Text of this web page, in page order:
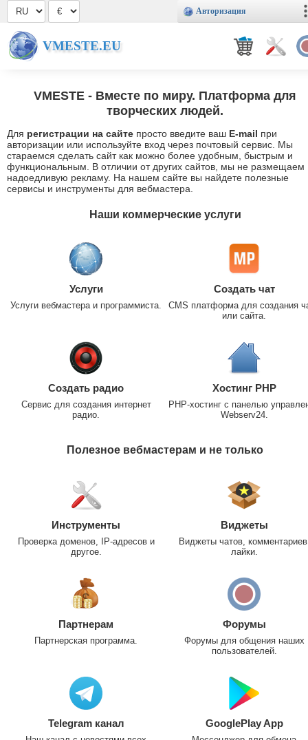
Авторизация
VMESTE.EU
VMESTE - Вместе по миру. Платформа для
творческих людей.
Для регистрации на сайте просто введите ваш E-mail при
авторизации или используйте вход через почтовый сервис. Мы
стараемся сделать сайт как можно более удобным, быстрым и
функциональным. В отличии от других сайтов, мы не размещаем
надоедливую рекламу. На нашем сайте вы найдете полезные
сервисы и инструменты для вебмастера.
Наши коммерческие услуги
Услуги
Услуги вебмастера и программиста.
Создать чат
CMS платформа для создания
или сайта.
Создать радио
Сервис для создания интернет
радио.
Хостинг PHP
PHP-хостинг с панелью
Webserv24.
Полезное вебмастерам и не только
Инструменты
Проверка доменов, IP-адресов и
другое.
Виджеты
Виджеты чатов,
лайки.
Партнерам
Партнерская программа.
Форумы
Форумы для общения наших
пользователей.
Telegram канал GooglePlay App